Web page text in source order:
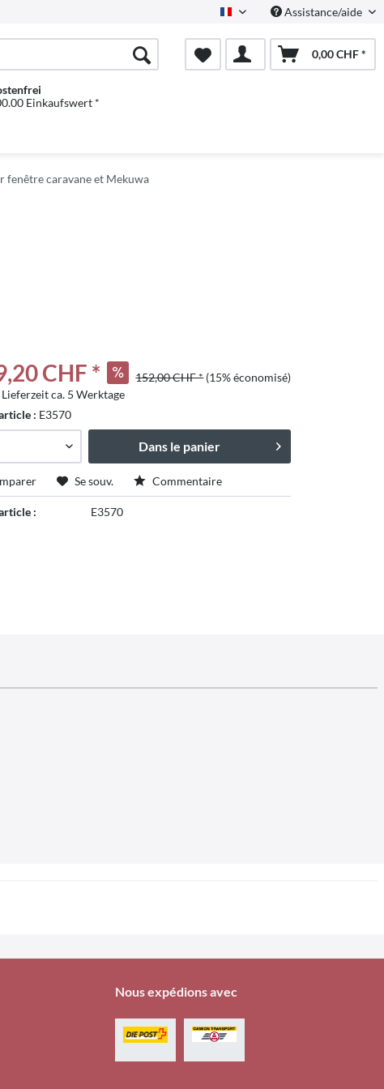
FranzösischAssistance/aide
0,00 CHF *
Einkaufswert *
fenêtre caravane et Mekuwa
CHF * 152,00 CHF * (15% économisé)
Deutschland
Lieferzeit ca. 5 Werktage
: E3570
Dans le panier
Se souv. Commentaire
: E3570
Nous expédions avec